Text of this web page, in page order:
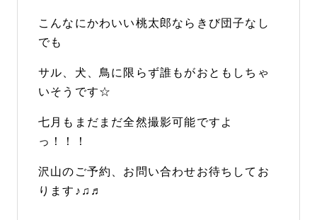
こんなにかわいい桃太郎ならきび団子なし
でも
サル、犬、鳥に限らず誰もがおともしちゃ
いそうです☆
七月もまだまだ全然撮影可能ですよ
っ！！！
沢山のご予約、お問い合わせお待ちしてお
ります♪♫♬